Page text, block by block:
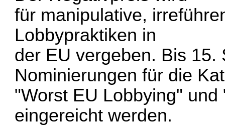
für manipulative,
Lobbypraktiken in
der EU vergeben. Bis 15.
Nominierungen für die
"Worst EU Lobbying"
eingereicht werden.